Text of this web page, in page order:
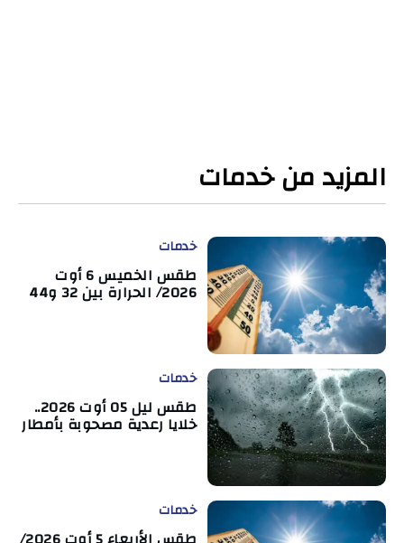
المزيد من خدمات
خدمات
طقس الخميس 6 أوت
2026/ الحرارة بين 32 و44
خدمات
طقس ليل 05 أوت 2026..
خلايا رعدية مصحوبة بأمطار
خدمات